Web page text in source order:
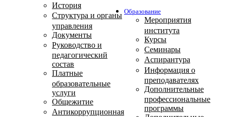
История
Структура и органы
управления
Документы
Руководство и
педагогический
состав
Платные
образовательные
услуги
Общежитие
Антикоррупционная
Образование
Мероприятия
института
Курсы
Семинары
Аспирантура
Информация о
преподавателях
Дополнительные
профессиональные
программы